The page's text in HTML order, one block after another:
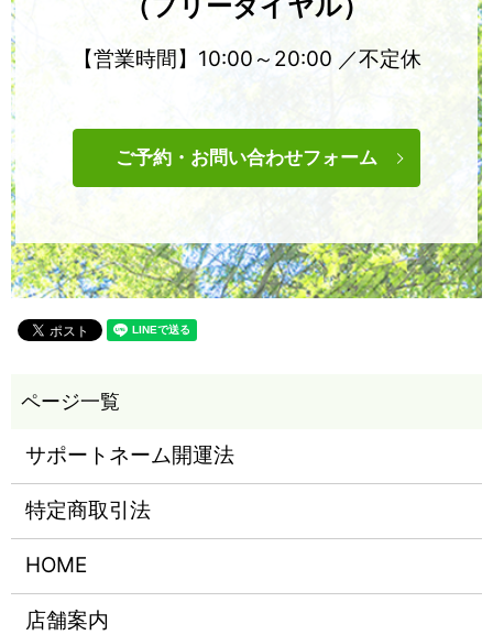
【営業時間】10:00～20:00 ／不定休
ご予約・お問い合わせフォーム
サポートネーム開運法
特定商取引法
HOME
店舗案内